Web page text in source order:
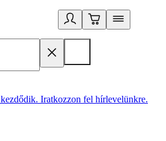
Iratkozzon fel hírlevelünkre.